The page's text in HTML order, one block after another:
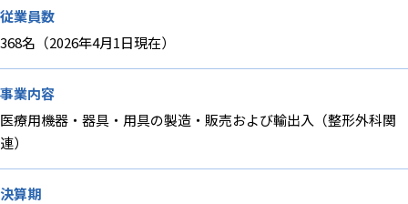
従業員数
368名（2026年4月1日現在）
事業内容
医療用機器・器具・用具の製造・販売および輸出入（整形外科関
連）
決算期